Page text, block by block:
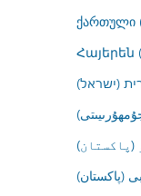
ქართული
(ישראל)
(پاکستان)
(پاکستان)